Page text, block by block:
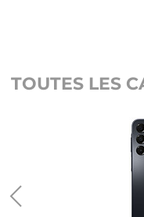
TOUTES LES